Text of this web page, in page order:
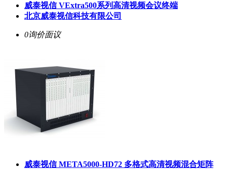
威泰视信 VExtra500系列高清视频会议终端
北京威泰视信科技有限公司
0询价面议
威泰视信 META5000-HD72 多格式高清视频混合矩阵